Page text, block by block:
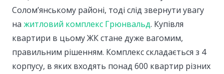
Солом’янському районі, тоді слід звернути увагу
на житловий комплекс Грюнвальд. Купівля
квартири в цьому ЖК стане дуже вагомим,
правильним рішенням. Комплекс складається з 4
корпусу, в яких входять понад 600 квартир різних